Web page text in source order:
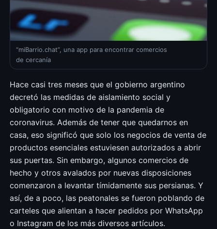
“miBarrio.chat”, una app para encontrar comercios
de cercanía
Hace casi tres meses que el gobierno argentino
decretó las medidas de aislamiento social y
obligatorio con motivo de la pandemia de
coronavirus. Además de tener que quedarnos en
casa, eso significó que solo los negocios de venta de
productos esenciales estuviesen autorizados a abrir
sus puertas. Sin embargo, algunos comercios de
hecho y otros avalados por nuevas disposiciones
comenzaron a levantar tímidamente sus persianas. Y
así, de a poco, las peatonales se fueron poblando de
carteles que alientan a hacer pedidos por WhatsApp
o Instagram de los más diversos artículos.